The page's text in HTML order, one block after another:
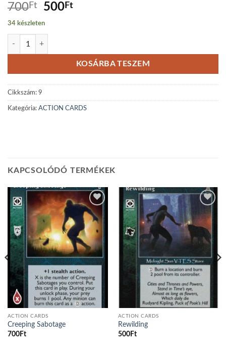
700Ft
Original
price
was:
700Ft.
500FtCurrent
34 készleten
KOSÁRBA TESZEM
Cikkszám: 9
Kategória: ACTION CARDS
KAPCSOLÓDÓ TERMÉKEK
Add to
wishlist
ACTION CARDS
Creeping Sabotage
700Ft
Add to
wishlist
ACTION CARDS
Rewilding
500Ft